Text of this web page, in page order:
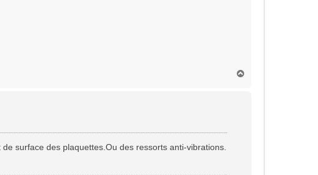
surface des plaquettes.Ou des ressorts anti-vibrations.